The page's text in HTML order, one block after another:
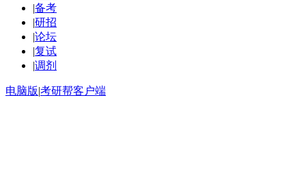
|备考
|研招
|论坛
|复试
|调剂
电脑版|考研帮客户端